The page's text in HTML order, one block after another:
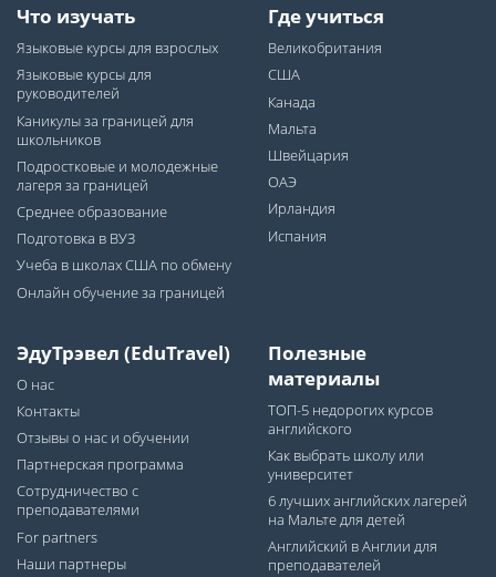
Что изучать
Языковые курсы для взрослых
Языковые курсы для
руководителей
Каникулы за границей для
школьников
Подростковые и молодежные
лагеря за границей
Среднее образование
Подготовка в ВУЗ
Учеба в школах США по обмену
Онлайн обучение за границей
Где учиться
Великобритания
США
Канада
Мальта
Швейцария
ОАЭ
Ирландия
Испания
ЭдуТрэвел (EduTravel)
О нас
Контакты
Отзывы о нас и обучении
Партнерская программа
Сотрудничество с
преподавателями
For partners
Наши партнеры
Полезные
материалы
ТОП-5 недорогих курсов
английского
Как выбрать школу или
университет
6 лучших английских лагерей
на Мальте для детей
Английский в Англии для
преподавателей